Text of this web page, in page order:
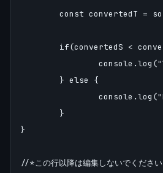
}
//*この行以降は編集しないでくださ